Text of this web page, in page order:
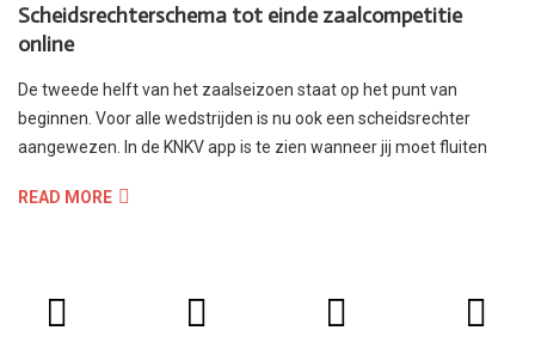
Scheidsrechterschema tot einde zaalcompetitie
online
De tweede helft van het zaalseizoen staat op het punt van
beginnen. Voor alle wedstrijden is nu ook een scheidsrechter
aangewezen. In de KNKV app is te zien wanneer jij moet fluiten
READ MORE